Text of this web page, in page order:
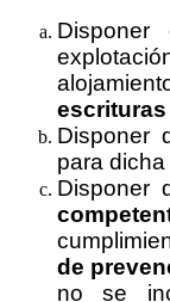
Disponer
para
Disponer
de
no se